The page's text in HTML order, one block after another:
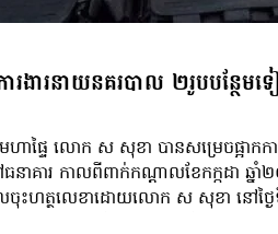
កការងារនាយនគរបាល ២រូបបន្ថ
ងមហាផ្ទៃ លោក ស សុខា បានសម្រេចផ្
ាគារ កាលពីពាក់កណ្ដាលខែកក្កដា ឆ្នាំ
ហត្ថលេខាដោយលោក ស សុខា នៅថ្ងៃទី២